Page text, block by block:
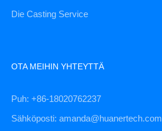
Die Casting Service
OTA MEIHIN YHTEYTTÄ
Puh: +86-18020762237
Sähköposti: amanda@huanertech.com